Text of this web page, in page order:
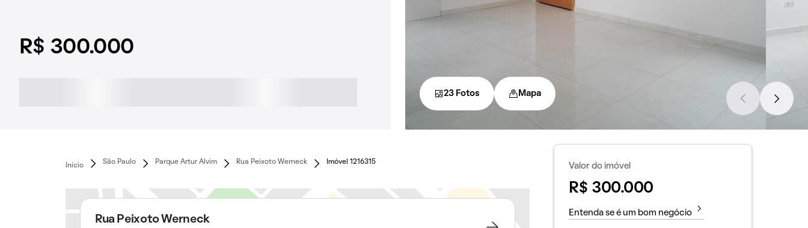
R$ 300.000
23 Fotos Mapa
Início
São Paulo Parque Artur Alvim Rua Peixoto Werneck Imóvel 1216315
Rua Peixoto Werneck
Valor do imóvel
R$ 300.000
Entenda se é um bom negócio